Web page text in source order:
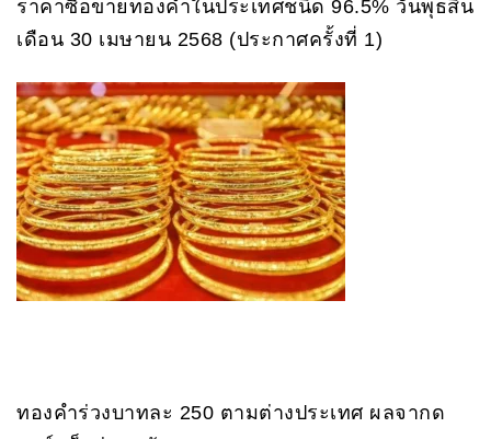
ราคาซื้อขายทองคําในประเทศชนิด 96.5% วันพุธสิ้น
เดือน 30 เมษายน 2568 (ประกาศครั้งที่ 1)
ทองคำร่วงบาทละ 250 ตามต่างประเทศ ผลจากด